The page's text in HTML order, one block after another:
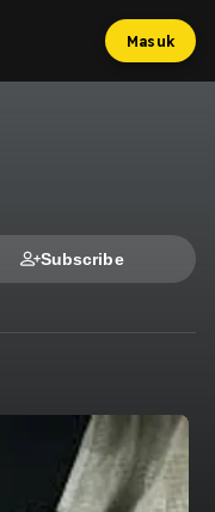
Masuk
Subscribe